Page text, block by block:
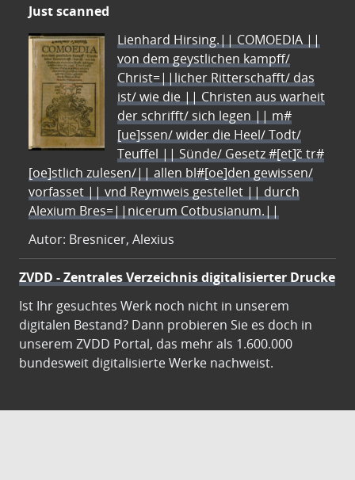
Just scanned
Lienhard Hirsing.|| COMOEDIA ||
von dem geystlichen kampff/
Christ=||licher Ritterschafft/ das
ist/ wie die || Christen aus warheit
der schrifft/ sich legen || m#
[ue]ssen/ wider die Heel/ Todt/
Teuffel || Sünde/ Gesetz #[et]c̃ tr#
[oe]stlich zulesen/|| allen bl#[oe]den gewissen/
vorfasset || vnd Reymweis gestellet || durch
Alexium Bres=||nicerum Cotbusianum.||
Autor: Bresnicer, Alexius
ZVDD - Zentrales Verzeichnis digitalisierter Drucke
Ist Ihr gesuchtes Werk noch nicht in unserem
digitalen Bestand? Dann probieren Sie es doch in
unserem ZVDD Portal, das mehr als 1.600.000
bundesweit digitalisierte Werke nachweist.